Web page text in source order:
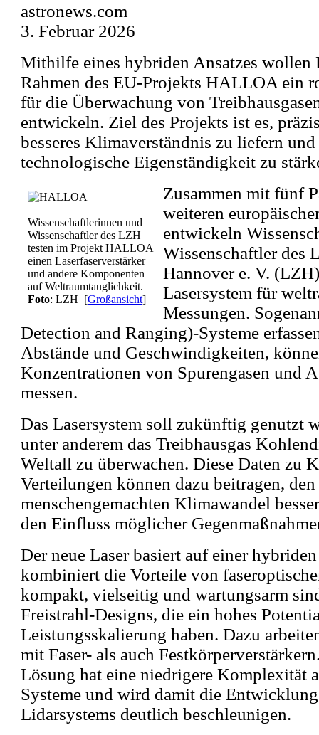
astronews.com
3. Februar 2026
Mithilfe eines hybriden Ansatzes wollen
Rahmen des EU-Projekts HALLOA ein
für die Überwachung von
entwickeln. Ziel des Projekts ist es,
besseres Klimaverständnis zu liefern
technologische Eigenständigkeit zu
Wissenschaftlerinnen und
Wissenschaftler des LZH
testen im Projekt HALLOA
einen Laserfaserverstärker
und andere Komponenten
auf Weltraumtauglichkeit.
Foto: LZH [Großansicht]
Zusammen mit fünf
weiteren
entwickeln
Wissenschaftler des
Hannover e. V.
Lasersystem für
Messungen.
Detection and Ranging)-Systeme
Abstände und Geschwindigkeiten,
Konzentrationen von Spurengasen und
messen.
Das Lasersystem soll zukünftig genutzt
unter anderem das Treibhausgas
Weltall zu überwachen. Diese Daten zu
Verteilungen können dazu beitragen, den
menschengemachten Klimawandel
den Einfluss möglicher
Der neue Laser basiert auf einer
kombiniert die Vorteile von
kompakt, vielseitig und wartungsarm
Freistrahl-Designs, die ein hohes
Leistungsskalierung haben. Dazu
mit Faser- als auch
Lösung hat eine niedrigere Komplexität
Systeme und wird damit die
Lidarsystems deutlich beschleunigen.